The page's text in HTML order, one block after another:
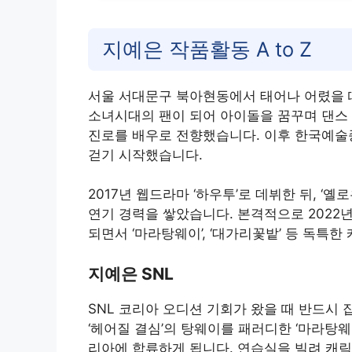
지예은 작품활동 A to Z
서울 서대문구 북아현동에서 태어나 어렸
소녀시대의 팬이 되어 아이돌을 꿈꾸며 댄
진로를 배우로 전향했습니다. 이후 한국예
걷기 시작했습니다.
2017년 웹드라마 ‘하우투’로 데뷔한 뒤, ‘옐
연기 경력을 쌓았습니다. 본격적으로 2022
되면서 ‘마라탕웨이’, ‘대가리꽃밭’ 등 독특
지예은 SNL
SNL 코리아 오디션 기회가 왔을 때 반드시
‘헤어질 결심’의 탕웨이를 패러디한 ‘마라
리아에 합류하게 됩니다. 연습실을 빌려 캐